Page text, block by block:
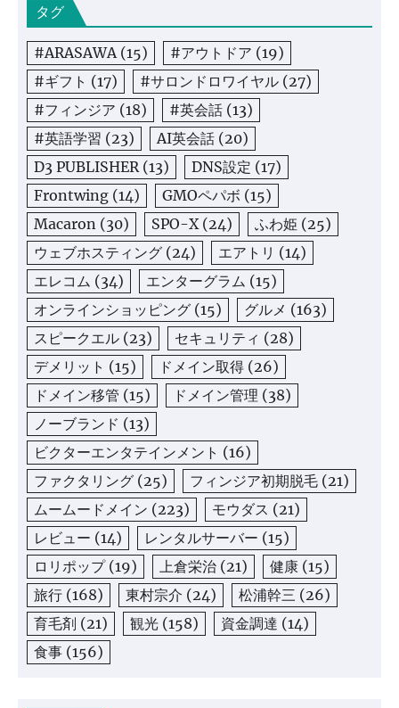
タグ
#ARASAWA(15) #アウトドア (19)
#ギフト (17) #サロンドロワイヤル (27)
#フィンジア (18) #英会話 (13)
#英語学習 (23) AI英会話 (20)
D3 PUBLISHER(13) DNS設定 (17)
Frontwing (14) GMOペパボ (15)
Macaron (30) SPO-X(24) ふわ姫 (25)
ウェブホスティング (24) エアトリ (14)
エレコム (34) エンターグラム (15)
オンラインショッピング (15) グルメ (163)
スピークエル (23) セキュリティ (28)
デメリット (15) ドメイン取得 (26)
ドメイン移管 (15) ドメイン管理 (38)
ノーブランド (13)
ビクターエンタテインメント (16)
ファクタリング (25) フィンジア初期脱毛 (21)
ムームードメイン (223) モウダス (21)
レビュー (14) レンタルサーバー (15)
ロリポップ(19) 上倉栄治 (21) 健康 (15)
旅行 (168) 東村宗介 (24) 松浦幹三 (26)
育毛剤 (21) 観光 (158) 資金調達 (14)
食事 (156)